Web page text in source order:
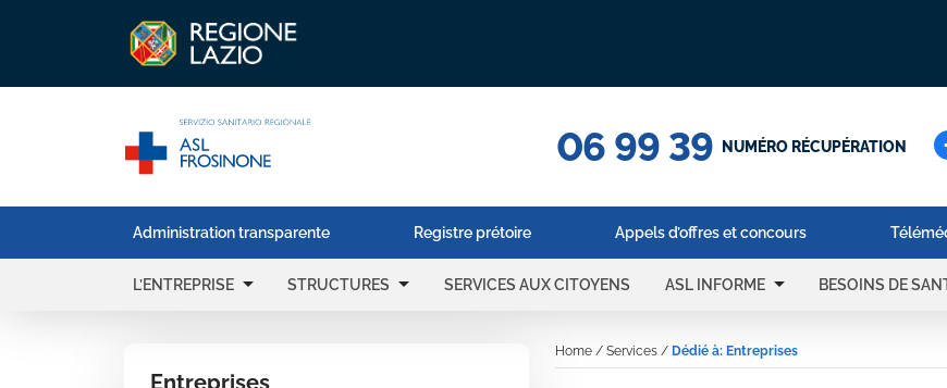
06 99 39 NUMÉRO RÉCUPÉRATION
Administration transparente Registre prétoire Appels d’offres et concours
L’ENTREPRISE arrow_drop_down STRUCTURES arrow_drop_down SERVICES AUX CITOYENS ASL INFORME arrow_drop_down BESOINS DE
Entreprises
Home / Services / Dédié à: Entreprises